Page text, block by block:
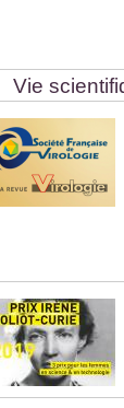
Vie